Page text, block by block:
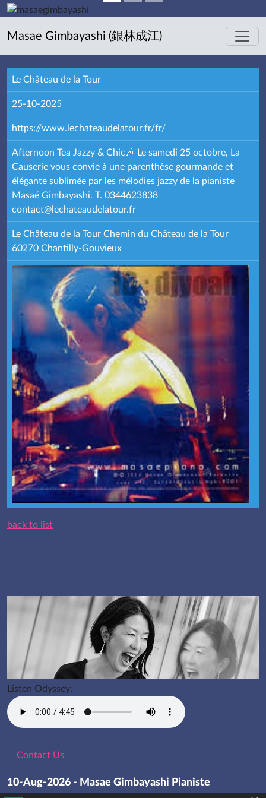
Masae Gimbayashi (銀林成江)
Le Château de la Tour
25-10-2025
https://www.lechateaudelatour.fr/fr/
Afternoon Tea Jazzy & Chic🎶 Le samedi 25 octobre, La
Causerie vous convie à une parenthèse gourmande et
élégante sublimée par les mélodies jazzy de la pianiste
Masaé Gimbayashi. T. 0344623838
contact@lechateaudelatour.fr
Le Château de la Tour Chemin du Château de la Tour
60270 Chantilly-Gouvieux
back to list
Listen Odyssey:
Contact Us
10-Aug-2026 - Masae Gimbayashi Pianiste